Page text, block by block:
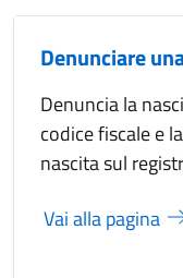
Denunciare
Denuncia la
codice fiscale e
nascita sul
Vai alla pagina